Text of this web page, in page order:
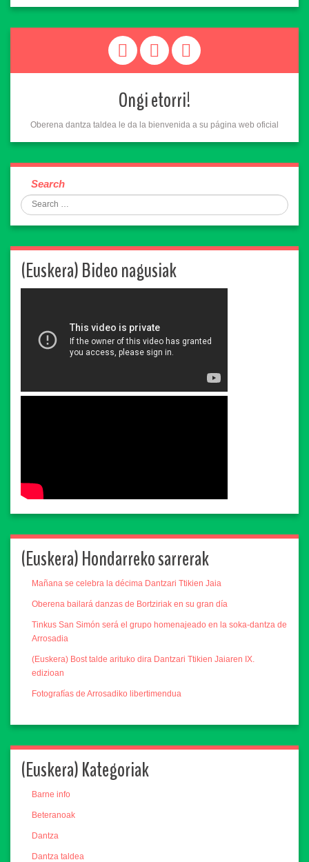
Ongi etorri!
Oberena dantza taldea le da la bienvenida a su página web oficial
Search
(Euskera) Bideo nagusiak
(Euskera) Hondarreko sarrerak
Mañana se celebra la décima Dantzari Ttikien Jaia
Oberena bailará danzas de Bortziriak en su gran día
Tinkus San Simón será el grupo homenajeado en la soka-dantza de
Arrosadia
(Euskera) Bost talde arituko dira Dantzari Ttikien Jaiaren IX.
edizioan
Fotografías de Arrosadiko libertimendua
(Euskera) Kategoriak
Barne info
Beteranoak
Dantza
Dantza taldea